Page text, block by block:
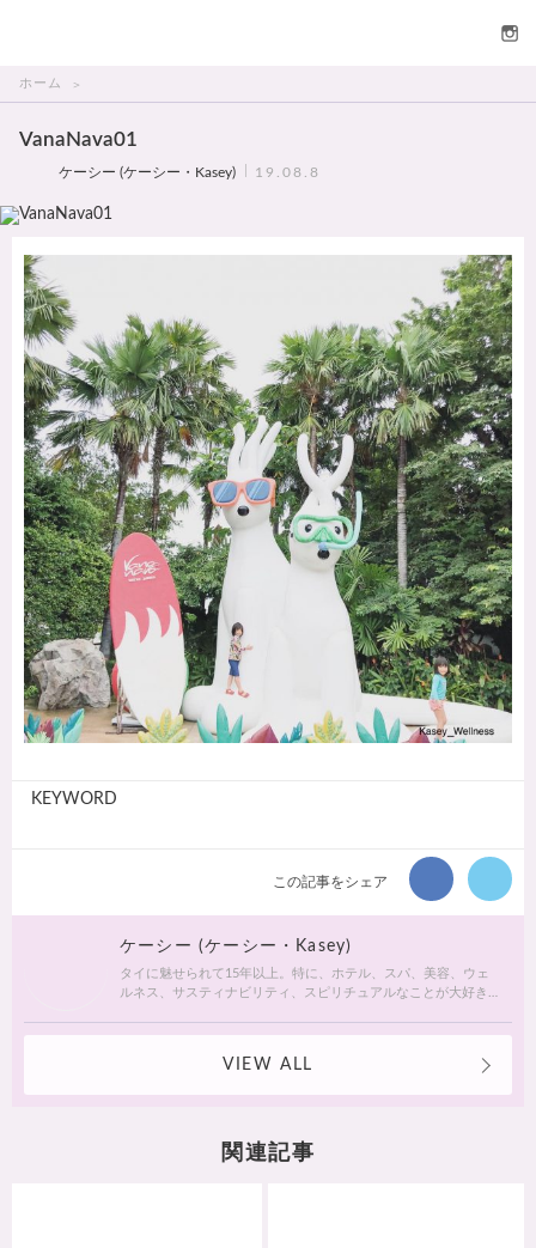
ホーム
VanaNava01
ケーシー (ケーシー・Kasey) 19.08.8
KEYWORD
この記事をシェア
ケーシー (ケーシー・Kasey)
タイに魅せられて15年以上。特に、ホテル、スパ、美容、ウェ
ルネス、サスティナビリティ、スピリチュアルなことが大好き
す。マニアックすぎたらすみません. . . タイ古式マッサージの総
VIEW ALL
関連記事